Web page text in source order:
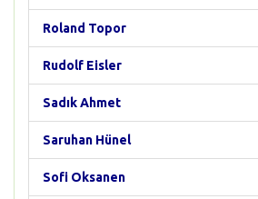
Roland Topor
Rudolf Eisler
Sadık Ahmet
Saruhan Hünel
Sofi Oksanen